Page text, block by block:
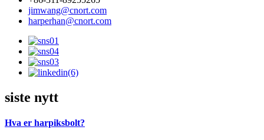
jimwang@cnort.com
harperhan@cnort.com
siste nytt
Hva er harpiksbolt?